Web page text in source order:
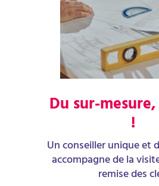
Du sur-
!
Un conseiller unique et
accompagne de la
remise des